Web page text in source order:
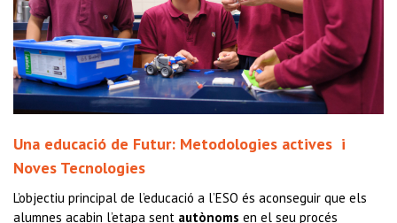
Una educació de Futur: Metodologies actives i
Noves Tecnologies
L’objectiu principal de l’educació a l’ESO és aconseguir que els
alumnes acabin l’etapa sent autònoms en el seu procés